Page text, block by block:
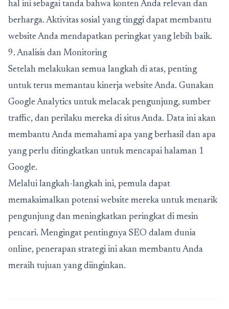
hal ini sebagai tanda bahwa konten Anda relevan dan
berharga. Aktivitas sosial yang tinggi dapat membantu
website Anda mendapatkan peringkat yang lebih baik.
9. Analisis dan Monitoring
Setelah melakukan semua langkah di atas, penting
untuk terus memantau kinerja website Anda. Gunakan
Google Analytics untuk melacak pengunjung, sumber
traffic, dan perilaku mereka di situs Anda. Data ini akan
membantu Anda memahami apa yang berhasil dan apa
yang perlu ditingkatkan untuk mencapai halaman 1
Google.
Melalui langkah-langkah ini, pemula dapat
memaksimalkan potensi website mereka untuk menarik
pengunjung dan meningkatkan peringkat di mesin
pencari. Mengingat pentingnya SEO dalam dunia
online, penerapan strategi ini akan membantu Anda
meraih tujuan yang diinginkan.